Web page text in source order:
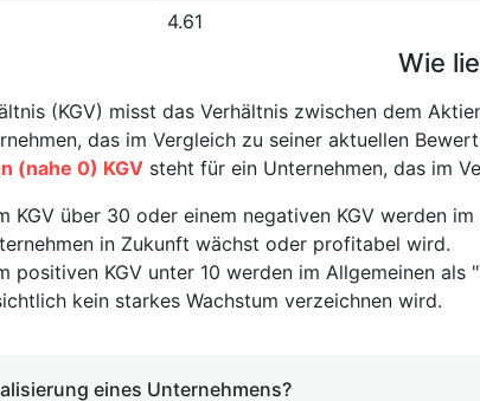
4.61
Wie
(KGV) misst das Verhältnis zwischen dem
das im Vergleich zu seiner aktuellen
(nahe 0) KGV steht für ein Unternehmen, das im
KGV über 30 oder einem negativen KGV werden
in Zukunft wächst oder profitabel wird.
positiven KGV unter 10 werden im Allgemeinen
kein starkes Wachstum verzeichnen wird.
eines Unternehmens?